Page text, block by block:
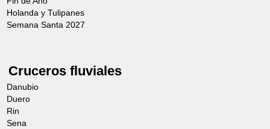
Holanda y Tulipanes
Semana Santa 2027
Cruceros fluviales
Danubio
Duero
Rin
Sena